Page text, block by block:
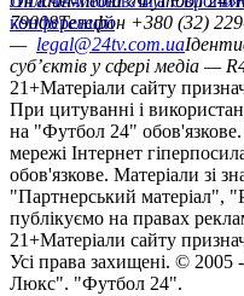
конференцій
79008Телефон +380 (32)
— legal@24tv.com.ua
суб’єктів у сфері медіа —
21+Матеріали сайту
При цитуванні і
на "Футбол 24"
мережі Інтернет
обов'язкове. Матеріали зі
"Партнерський матеріал",
публікуємо на правах
21+Матеріали сайту
Усi права захищенi. © 2005 -
Люкс". "Футбол 24".